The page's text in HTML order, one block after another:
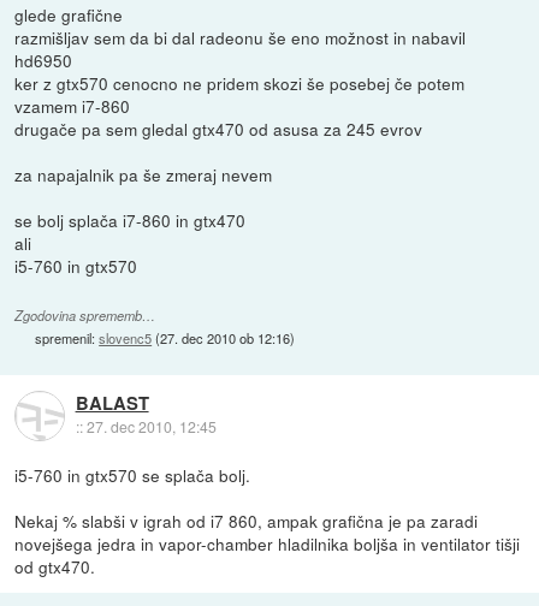
glede grafične
razmišljav sem da bi dal radeonu še eno možnost in nabavil
hd6950
ker z gtx570 cenocno ne pridem skozi še posebej če potem
vzamem i7-860
drugače pa sem gledal gtx470 od asusa za 245 evrov
za napajalnik pa še zmeraj nevem
se bolj splača i7-860 in gtx470
ali
i5-760 in gtx570
Zgodovina sprememb…
spremenil:slovenc5(27. dec 2010 ob 12:16)
BALAST
::27. dec 2010, 12:45
i5-760 in gtx570 se splača bolj.
Nekaj % slabši v igrah od i7 860, ampak grafična je pa zaradi
novejšega jedra in vapor-chamber hladilnika boljša in ventilator tišji
od gtx470.